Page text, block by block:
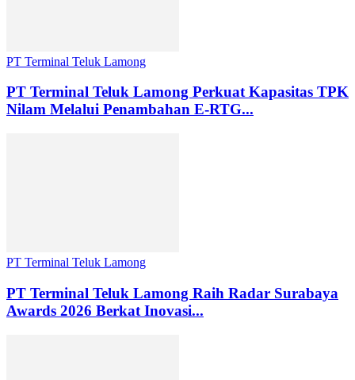
PT Terminal Teluk Lamong
PT Terminal Teluk Lamong Perkuat Kapasitas TPK
Nilam Melalui Penambahan E-RTG...
PT Terminal Teluk Lamong
PT Terminal Teluk Lamong Raih Radar Surabaya
Awards 2026 Berkat Inovasi...